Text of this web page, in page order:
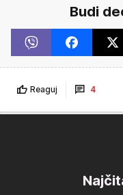
Budi
Reaguj 4